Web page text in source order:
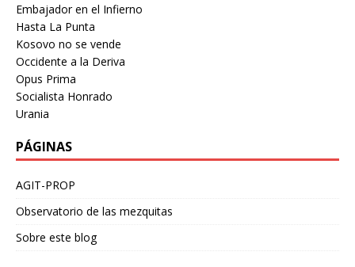
Embajador en el Infierno
Hasta La Punta
Kosovo no se vende
Occidente a la Deriva
Opus Prima
Socialista Honrado
Urania
PÁGINAS
AGIT-PROP
Observatorio de las mezquitas
Sobre este blog